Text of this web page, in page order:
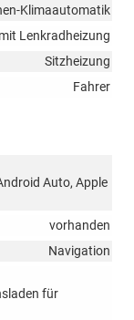
Klimaautomatik
Lenkradheizung
Sitzheizung
Fahrer
Auto, Apple
vorhanden
Navigation
für